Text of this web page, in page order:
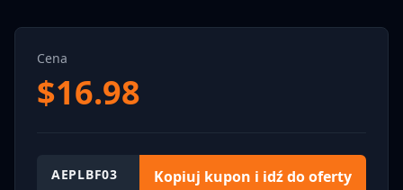
Cena
$16.98
AEPLBF03 Kopiuj kupon i idź do oferty